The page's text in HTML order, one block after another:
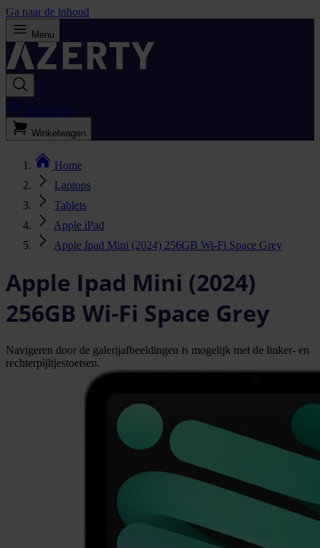
Ga naar de inhoud
Menu
Bestellijst
Winkelwagen
Home
Laptops
Tablets
Apple iPad
Apple Ipad Mini (2024) 256GB Wi-Fi Space Grey
Apple Ipad Mini (2024)
256GB Wi-Fi Space Grey
Navigeren door de galerijafbeeldingen is mogelijk met de linker- en
rechterpijltjestoetsen.